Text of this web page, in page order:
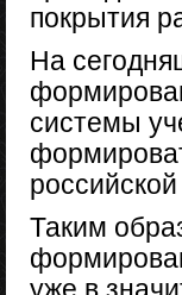
покрытия
На
системы
Таким